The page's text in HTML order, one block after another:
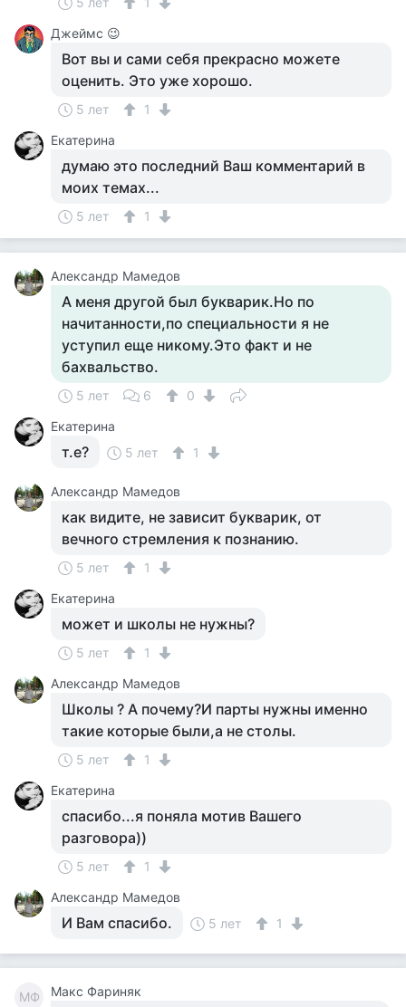
Джеймс 😉
Вот вы и сами себя прекрасно можете
оценить. Это уже хорошо.
5 лет
1
Екатерина
думаю это последний Ваш комментарий в
моих темах...
5 лет 1
Александр Мамедов
А меня другой был букварик.Но по
начитанности,по специальности я не
уступил еще никому.Это факт и не
бахвальство.
5 лет 6
0
Екатерина
т.е? 5 лет 1
Александр Мамедов
как видите, не зависит букварик, от
вечного стремления к познанию.
5 лет
1
Екатерина
может и школы не нужны?
5 лет
1
Александр Мамедов
Школы ? А почему?И парты нужны именно
такие которые были,а не столы.
5 лет
1
Екатерина
спасибо...я поняла мотив Вашего
разговора))
5 лет
1
Александр Мамедов
И Вам спасибо. 5 лет 1
МФ Макс Фариняк